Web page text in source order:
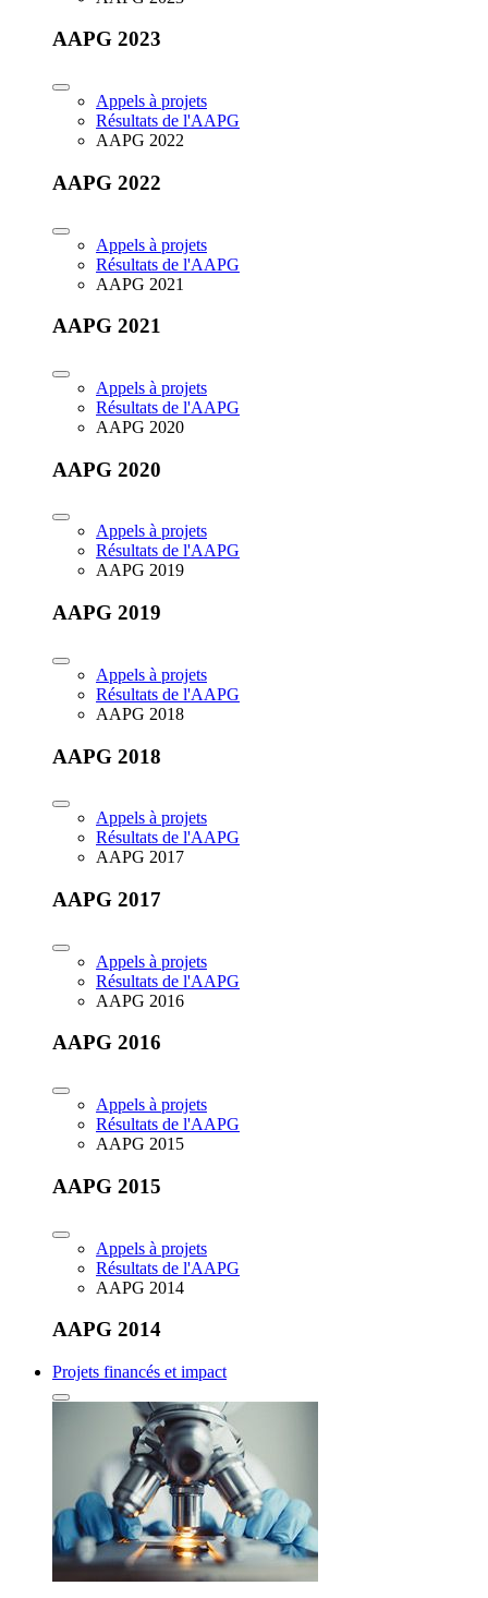
AAPG 2023
Appels à projets
Résultats de l'AAPG
AAPG 2022
AAPG 2022
Appels à projets
Résultats de l'AAPG
AAPG 2021
AAPG 2021
Appels à projets
Résultats de l'AAPG
AAPG 2020
AAPG 2020
Appels à projets
Résultats de l'AAPG
AAPG 2019
AAPG 2019
Appels à projets
Résultats de l'AAPG
AAPG 2018
AAPG 2018
Appels à projets
Résultats de l'AAPG
AAPG 2017
AAPG 2017
Appels à projets
Résultats de l'AAPG
AAPG 2016
AAPG 2016
Appels à projets
Résultats de l'AAPG
AAPG 2015
AAPG 2015
Appels à projets
Résultats de l'AAPG
AAPG 2014
AAPG 2014
Projets financés et impact